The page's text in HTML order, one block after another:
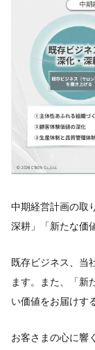
中期経営計画の取
深耕」「新たな価
既存ビジネス、当
ます。また、「新
い価値をお届けす
お客さまの心に響